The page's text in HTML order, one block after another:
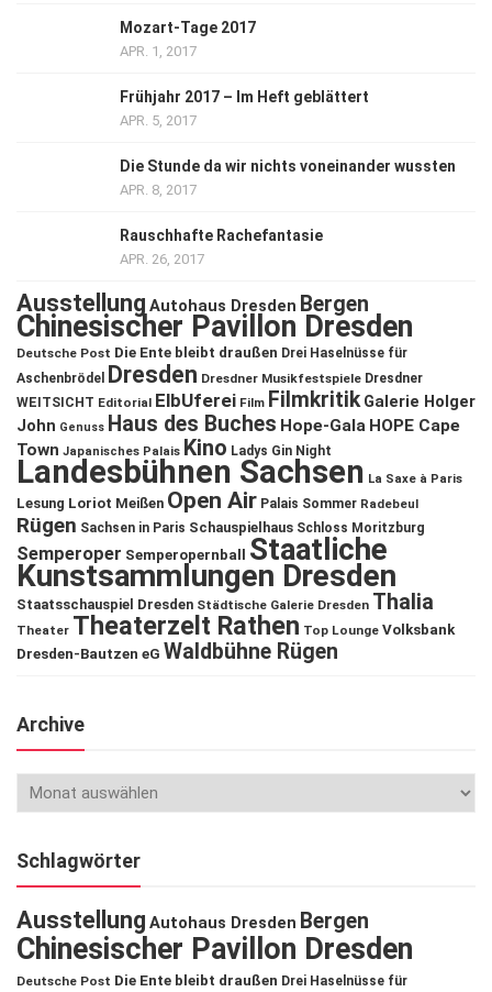
Mozart-Tage 2017
APR. 1, 2017
Frühjahr 2017 – Im Heft geblättert
APR. 5, 2017
Die Stunde da wir nichts voneinander wussten
APR. 8, 2017
Rauschhafte Rachefantasie
APR. 26, 2017
Ausstellung Autohaus Dresden Bergen
Chinesischer Pavillon Dresden
Deutsche Post Die Ente bleibt draußen Drei Haselnüsse für
Aschenbrödel
Dresden Dresdner Musikfestspiele Dresdner
WEITSICHT Editorial ElbUferei Film Filmkritik Galerie Holger
John Genuss Haus des Buches Hope-Gala HOPE Cape
Town Japanisches Palais Kino Ladys Gin Night
Landesbühnen Sachsen La Saxe à Paris
Lesung Loriot Meißen Open Air Palais Sommer Radebeul
Rügen Sachsen in Paris Schauspielhaus Schloss Moritzburg
Semperoper Semperopernball Staatliche
Kunstsammlungen Dresden
Staatsschauspiel Dresden Städtische Galerie Dresden Thalia
Theater Theaterzelt Rathen Top Lounge Volksbank
Dresden-Bautzen eG Waldbühne Rügen
Archive
Schlagwörter
Ausstellung Autohaus Dresden Bergen
Chinesischer Pavillon Dresden
Deutsche Post Die Ente bleibt draußen Drei Haselnüsse für